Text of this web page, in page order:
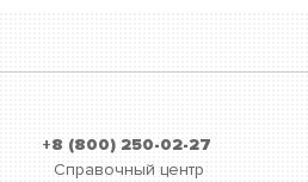
+8 (800) 250-02-27
Справочный центр